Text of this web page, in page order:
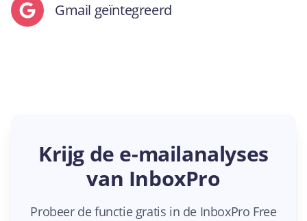
Gmail geïntegreerd
Krijg de e-mailanalyses
van InboxPro
Probeer de functie gratis in de InboxPro Free